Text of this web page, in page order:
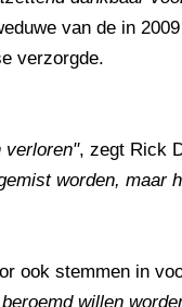
van de in
verzorgde.
verloren", zegt Rick
worden, maar
ook stemmen in
willen